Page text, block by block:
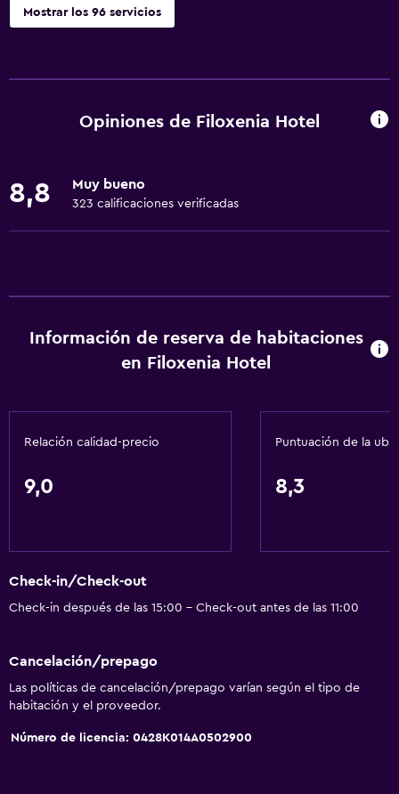
Mostrar los 96 servicios
Wifi gratis
Toallas
Calefacción
Servicio de conserjería
Caja fuerte
Servicio de habitaciones
Mostrador de información turística
Acceso con tarjeta
Opiniones de Filoxenia Hotel
8,8 Muy bueno
323 calificaciones verificadas
Información de reserva de habitaciones
en Filoxenia Hotel
Relación calidad-precio
9,0
Puntuación de la
8,3
Check-in/Check-out
Check-in después de las 15:00 - Check-out antes de las 11:00
Cancelación/prepago
Las políticas de cancelación/prepago varían según el tipo de
habitación y el proveedor.
Número de licencia: 0428K014A0502900